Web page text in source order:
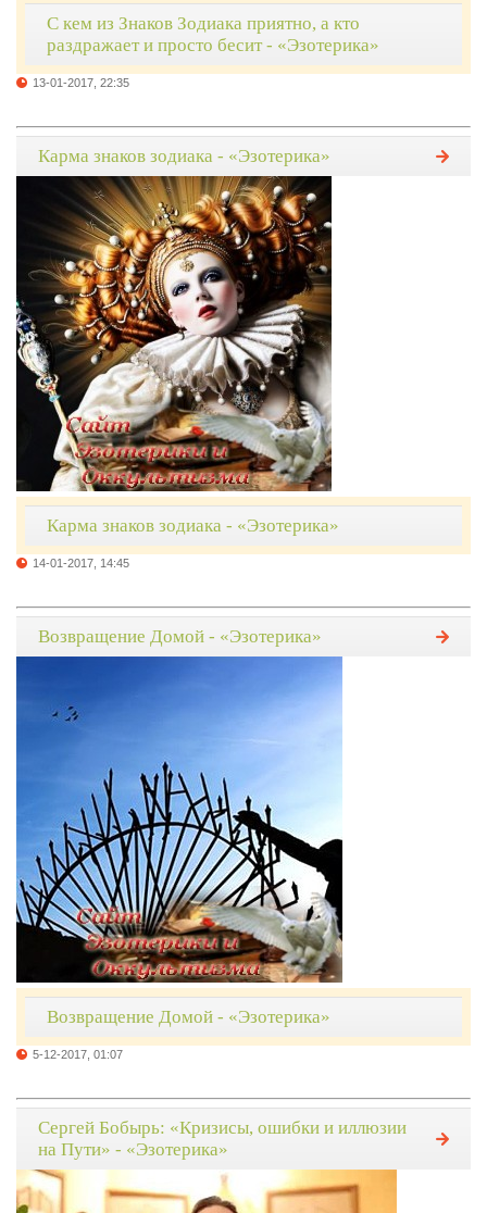
С кем из Знаков Зодиака приятно, а кто
раздражает и просто бесит - «Эзотерика»
13-01-2017, 22:35
Карма знаков зодиака - «Эзотерика»
Карма знаков зодиака - «Эзотерика»
14-01-2017, 14:45
Возвращение Домой - «Эзотерика»
Возвращение Домой - «Эзотерика»
5-12-2017, 01:07
Сергей Бобырь: «Кризисы, ошибки и иллюзии
на Пути» - «Эзотерика»